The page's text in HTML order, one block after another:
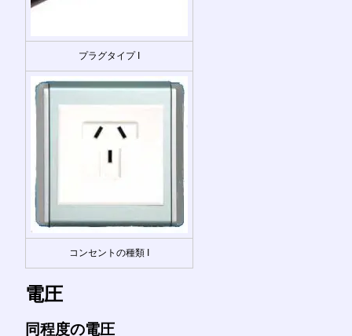
プラグタイプ I
コンセントの種類 I
電圧
同程度の電圧